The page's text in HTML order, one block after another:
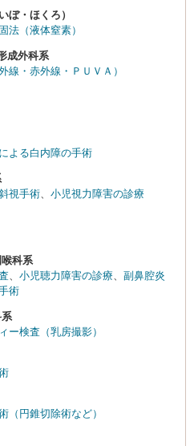
ぼ・ほくろ）
法（液体窒素）
成外科系
線・赤外線・ＰＵＶＡ）
よる白内障の手術
視手術、 小児視力障害の診療
科系
、 小児聴力障害の診療、 副鼻腔炎
術
ー検査（乳房撮影）
（円錐切除術など）